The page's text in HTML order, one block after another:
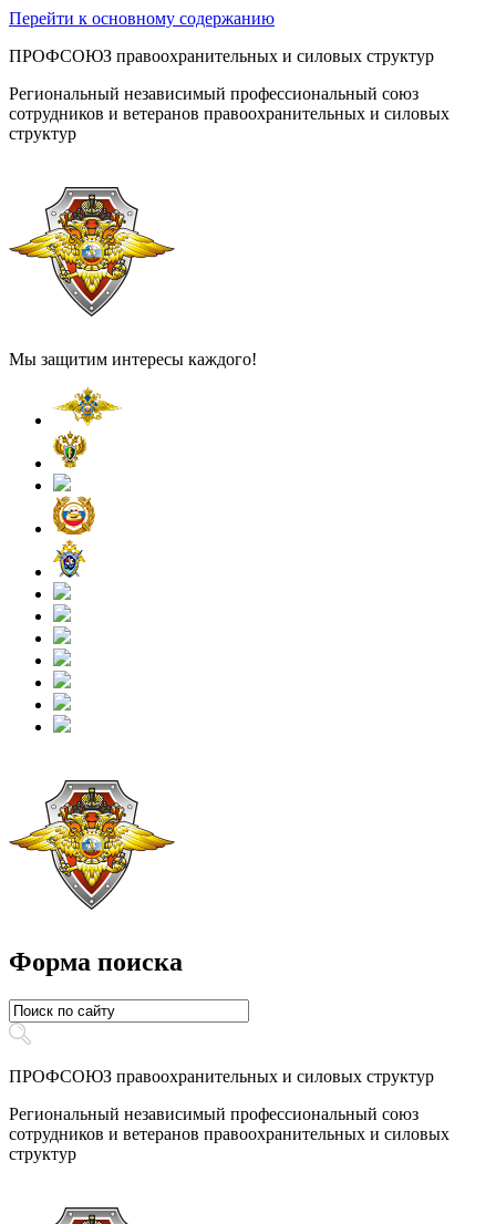
Перейти к основному содержанию
ПРОФСОЮЗ правоохранительных и силовых структур
Региональный независимый профессиональный союз
сотрудников и ветеранов правоохранительных и силовых
структур
Мы защитим интересы каждого!
Форма поиска
ПРОФСОЮЗ правоохранительных и силовых структур
Региональный независимый профессиональный союз
сотрудников и ветеранов правоохранительных и силовых
структур